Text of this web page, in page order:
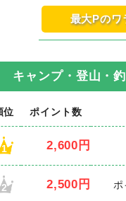
最大Pのワ
キャンプ・登山・
位